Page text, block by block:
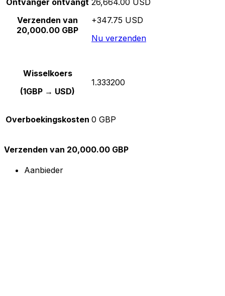
Verzenden van
20,000.00 GBP
+347.75 USD
Nu verzenden
Wisselkoers
(1GBP → USD)
1.333200
Overboekingskosten 0 GBP
Verzenden van 20,000.00 GBP
Aanbieder